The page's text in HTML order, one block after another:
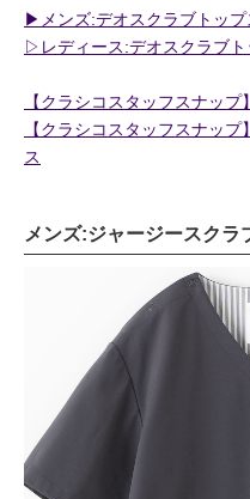
▶︎メンズ:デオスクラブトッ
▷レディース:デオスクラブ
【クラシコスタッフスナッ
【クラシコスタッフスナッ
ス
メンズ:ジャージースクラ